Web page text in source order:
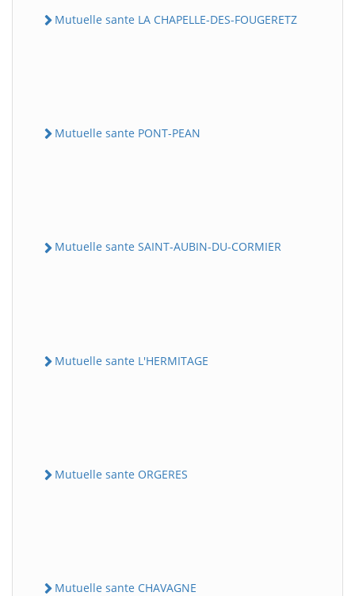
Mutuelle sante LA CHAPELLE-DES-FOUGERETZ
Mutuelle sante PONT-PEAN
Mutuelle sante SAINT-AUBIN-DU-CORMIER
Mutuelle sante L'HERMITAGE
Mutuelle sante ORGERES
Mutuelle sante CHAVAGNE